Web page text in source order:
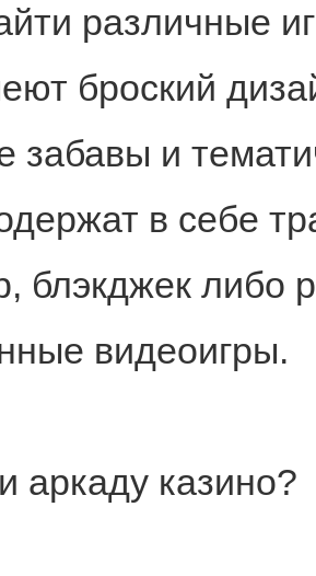
различные
броский
забавы и
в себе
блэкджек либо
видеоигры.
аркаду казино?